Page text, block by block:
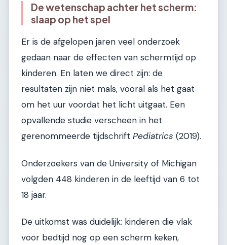
De wetenschap achter het scherm:
slaap op het spel
Er is de afgelopen jaren veel onderzoek
gedaan naar de effecten van schermtijd op
kinderen. En laten we direct zijn: de
resultaten zijn niet mals, vooral als het gaat
om het uur voordat het licht uitgaat. Een
opvallende studie verscheen in het
gerenommeerde tijdschrift Pediatrics (2019).
Onderzoekers van de University of Michigan
volgden 448 kinderen in de leeftijd van 6 tot
18 jaar.
De uitkomst was duidelijk: kinderen die vlak
voor bedtijd nog op een scherm keken,